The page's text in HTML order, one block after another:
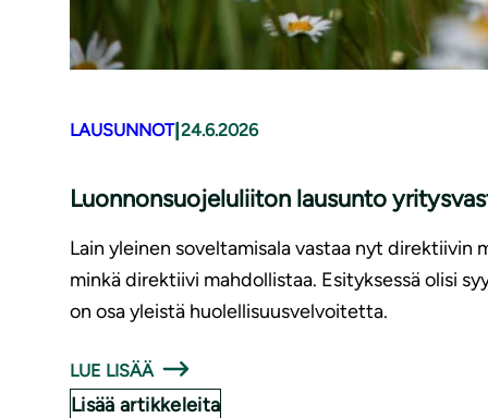
LAUSUNNOT| 24.6.2026
Luonnonsuojeluliiton lausunto
Lain yleinen soveltamisala vastaa nyt direktiivin
minkä direktiivi mahdollistaa. Esityksessä olisi
on osa yleistä huolellisuusvelvoitetta.
LUE LISÄÄ
Lisää artikkeleita